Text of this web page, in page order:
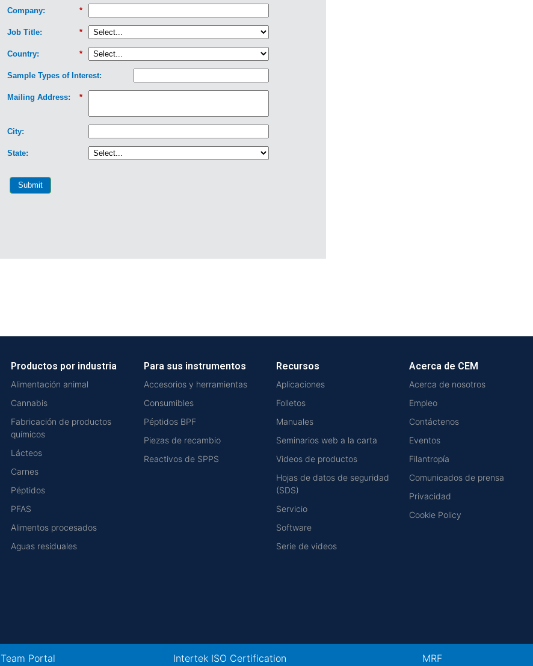
Productos por industria
Alimentación animal
Cannabis
Fabricación de productos
químicos
Lácteos
Carnes
Péptidos
PFAS
Alimentos procesados
Aguas residuales
Para sus instrumentos
Accesorios y herramientas
Consumibles
Péptidos BPF
Piezas de recambio
Reactivos de SPPS
Recursos
Aplicaciones
Folletos
Manuales
Seminarios web a la carta
Videos de productos
Hojas de datos de seguridad
(SDS)
Servicio
Software
Serie de videos
Acerca de CEM
Acerca de nosotros
Empleo
Contáctenos
Eventos
Filantropía
Comunicados de prensa
Privacidad
Cookie Policy
Team Portal Intertek ISO Certification MRF